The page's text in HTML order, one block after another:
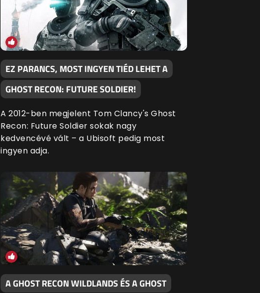
EZ PARANCS, MOST INGYEN TIÉD LEHET A
GHOST RECON: FUTURE SOLDIER!
A 2012-ben megjelent Tom Clancy's Ghost
Recon: Future Soldier sokak nagy
kedvencévé vált – a Ubisoft pedig most
ingyen adja.
A GHOST RECON WILDLANDS ÉS A GHOST